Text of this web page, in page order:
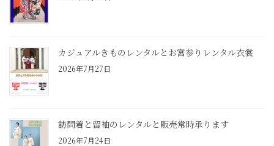
カジュアルきものレンタルとお宮参りレンタル衣裳
2026年7月27日
訪問着と留袖のレンタルと販売常時承ります
2026年7月24日